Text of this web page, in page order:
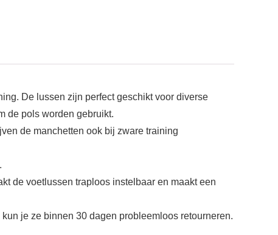
De lussen zijn perfect geschikt voor diverse
de pols worden gebruikt.
de manchetten ook bij zware training
de voetlussen traploos instelbaar en maakt een
je ze binnen 30 dagen probleemloos retourneren.